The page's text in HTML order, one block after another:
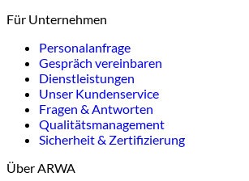
Für Unternehmen
Personalanfrage
Gespräch vereinbaren
Dienstleistungen
Unser Kundenservice
Fragen & Antworten
Qualitätsmanagement
Sicherheit & Zertifizierung
Über ARWA